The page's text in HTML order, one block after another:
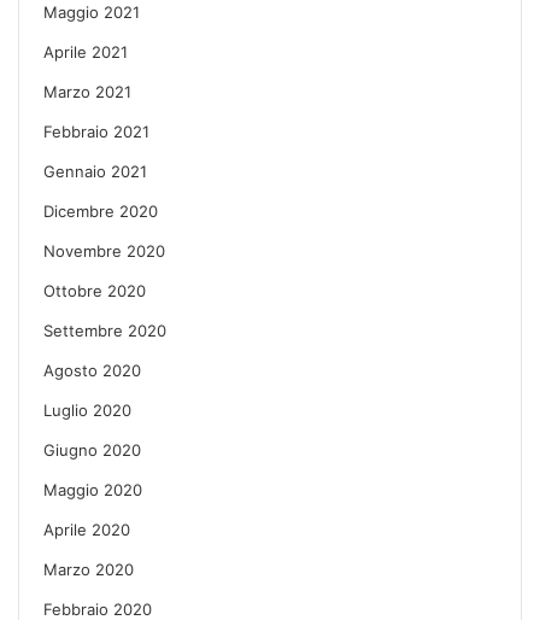
Maggio 2021
Aprile 2021
Marzo 2021
Febbraio 2021
Gennaio 2021
Dicembre 2020
Novembre 2020
Ottobre 2020
Settembre 2020
Agosto 2020
Luglio 2020
Giugno 2020
Maggio 2020
Aprile 2020
Marzo 2020
Febbraio 2020